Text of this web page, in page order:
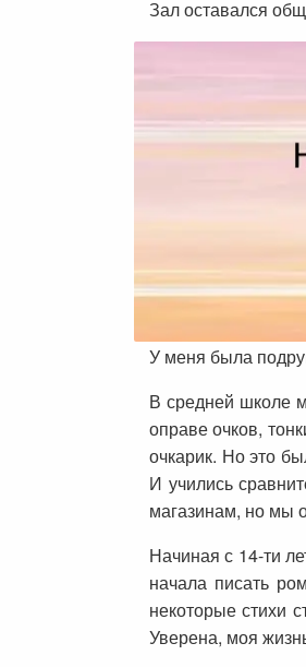
Зал оставался
У меня была
В средней школе
оправе очков,
очкарик. Но это
И учились
магазинам, но мы
Начиная с 14-ти
начала писать
некоторые стихи
Уверена, моя